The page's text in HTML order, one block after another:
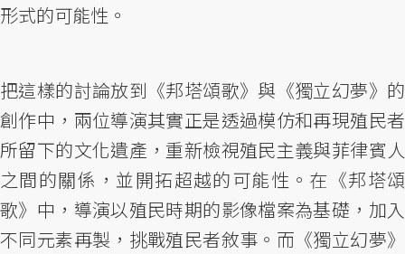
形式的可能性。
把這樣的討論放到《邦塔頌歌》與《獨立幻夢》的
創作中，兩位導演其實正是透過模仿和再現殖民者
所留下的文化遺產，重新檢視殖民主義與菲律賓人
之間的關係，並開拓超越的可能性。在《邦塔頌
歌》中，導演以殖民時期的影像檔案為基礎，加入
不同元素再製，挑戰殖民者敘事。而《獨立幻夢》